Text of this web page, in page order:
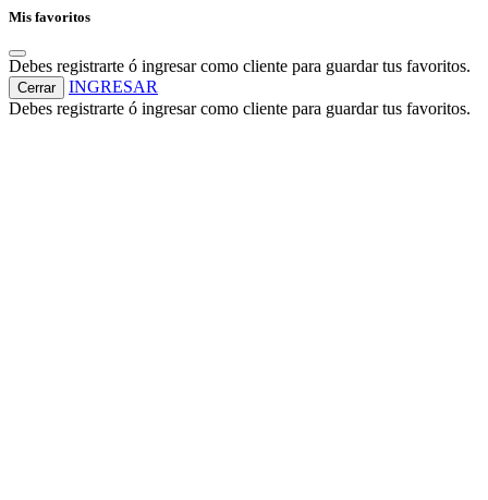
Mis favoritos
Debes registrarte ó ingresar como cliente para guardar tus favoritos.
Cerrar
INGRESAR
Debes registrarte ó ingresar como cliente para guardar tus favoritos.